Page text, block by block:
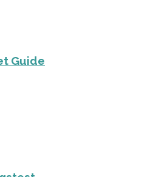
Guide